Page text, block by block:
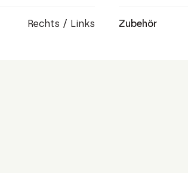
Rechts / Links Zubehör